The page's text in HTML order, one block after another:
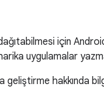
için
uygulamalar
geliştirme hakkında